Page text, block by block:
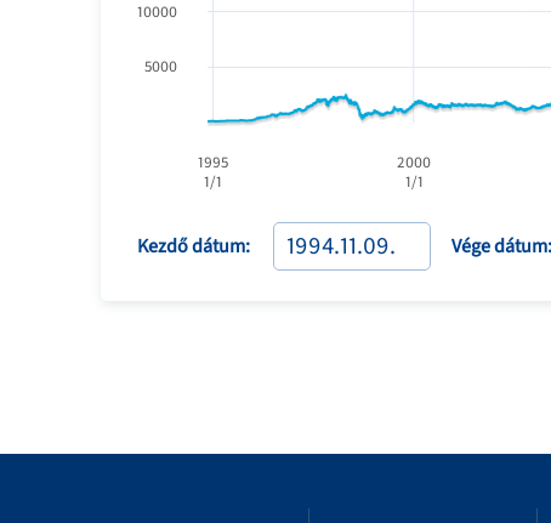
1995
1/1
2000
1/1
5000
10000
Kezdő dátum: Vége dátum: